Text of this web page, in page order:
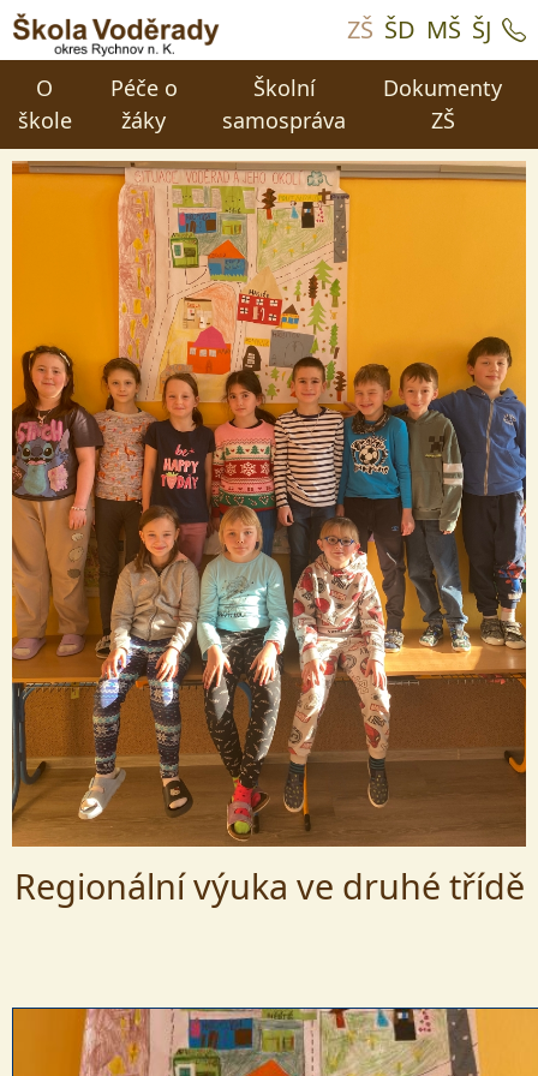
ZŠ ŠD MŠ ŠJ
O
škole
Péče o
žáky
Školní
samospráva
Dokumenty
ZŠ
Regionální výuka ve druhé třídě